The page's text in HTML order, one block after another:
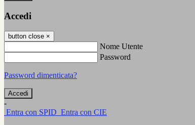
Accedi
button close ×
Nome Utente
Password
Password dimenticata?
-
Entra con SPID Entra con CIE